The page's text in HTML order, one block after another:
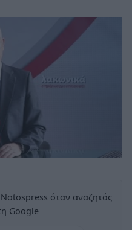
όταν αναζητάς
Google